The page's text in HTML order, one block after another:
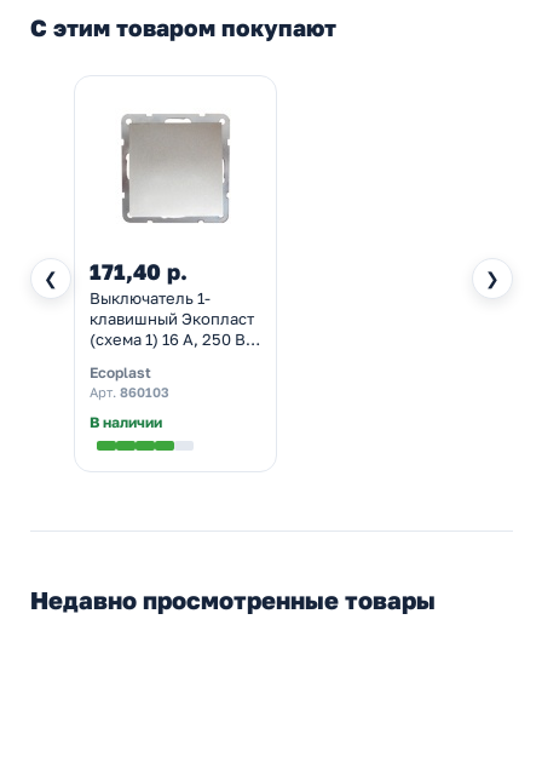
С этим товаром покупают
❮ ❯
171,40 р.
Выключатель 1-
клавишный Экопласт
(схема 1) 16 A, 250 B
металлик
Ecoplast
Арт. 860103
В наличии
Недавно просмотренные товары